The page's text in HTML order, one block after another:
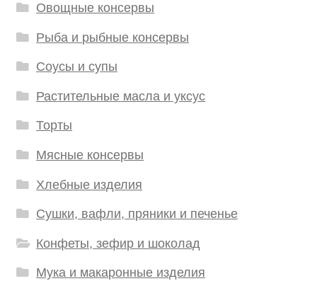
Овощные консервы
Рыба и рыбные консервы
Соусы и супы
Растительные масла и уксус
Торты
Мясные консервы
Хлебные изделия
Сушки, вафли, пряники и печенье
Конфеты, зефир и шоколад
Мука и макаронные изделия